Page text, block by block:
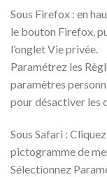
Sous Firefox : en
le bouton Firefox,
l’onglet Vie privée.
Paramétrez les
paramètres
pour désactiver les
Sous Safari :
pictogramme de
Sélectionnez